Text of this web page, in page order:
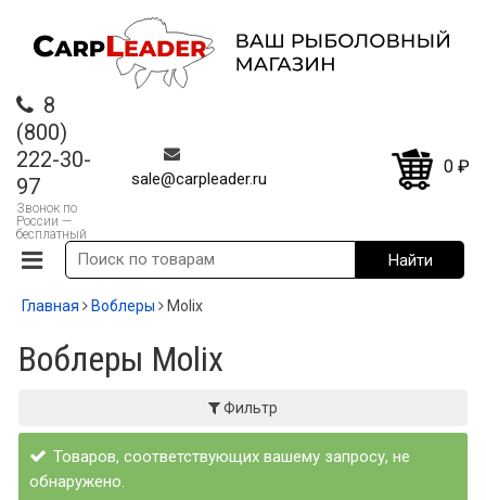
8
(800)
222-30-
97
Звонок по
России —
бесплатный
sale@carpleader.ru
0 ₽
Главная Воблеры Molix
Воблеры Molix
Фильтр
Товаров, соответствующих вашему запросу, не
обнаружено.